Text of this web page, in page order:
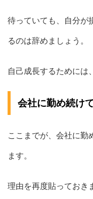
待っていても、自分が
るのは辞めましょう。
自己成長するためには
会社に勤め続け
ここまでが、会社に勤
ます。
理由を再度貼っておき